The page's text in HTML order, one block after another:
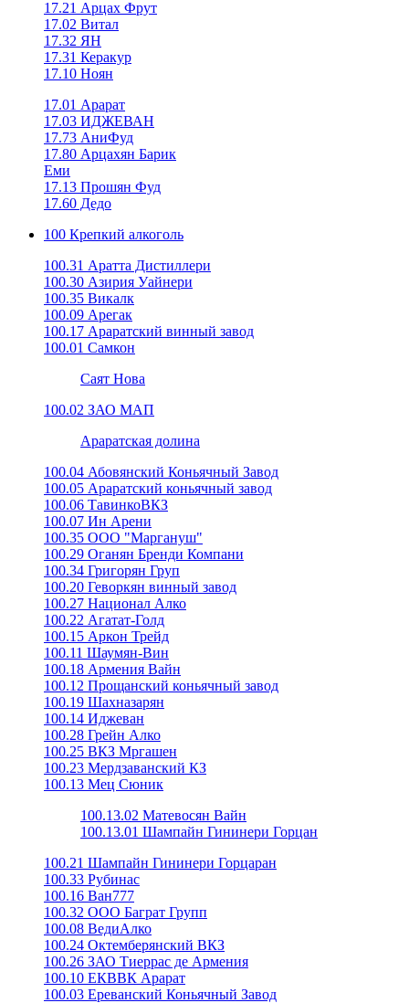
17.21 Арцах Фрут
17.02 Витал
17.32 ЯН
17.31 Керакур
17.10 Ноян
17.01 Арарат
17.03 ИДЖЕВАН
17.73 АниФуд
17.80 Арцахян Барик
Еми
17.13 Прошян Фуд
17.60 Дедо
100 Крепкий алкоголь
100.31 Аратта Дистиллери
100.30 Азирия Уайнери
100.35 Викалк
100.09 Арегак
100.17 Араратский винный завод
100.01 Самкон
Саят Нова
100.02 ЗАО МАП
Араратская долина
100.04 Абовянский Коньячный Завод
100.05 Араратский коньячный завод
100.06 ТавинкоВКЗ
100.07 Ин Арени
100.35 ООО "Маргануш"
100.29 Оганян Бренди Компани
100.34 Григорян Груп
100.20 Геворкян винный завод
100.27 Национал Алко
100.22 Агатат-Голд
100.15 Аркон Трейд
100.11 Шаумян-Вин
100.18 Армения Вайн
100.12 Прощанский коньячный завод
100.19 Шахназарян
100.14 Иджеван
100.28 Грейн Алко
100.25 ВКЗ Мргашен
100.23 Мердзаванский КЗ
100.13 Мец Сюник
100.13.02 Матевосян Вайн
100.13.01 Шампайн Гининери Горцан
100.21 Шампайн Гининери Горцаран
100.33 Рубинас
100.16 Ван777
100.32 ООО Баграт Групп
100.08 ВедиАлко
100.24 Октемберянский ВКЗ
100.26 ЗАО Тиеррас де Армения
100.10 ЕКВВК Арарат
100.03 Ереванский Коньячный Завод